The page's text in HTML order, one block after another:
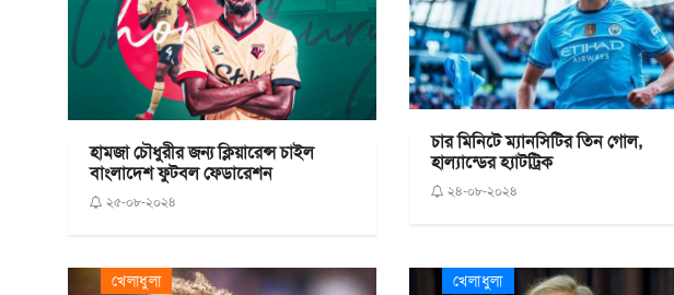
হামজা চৌধুরীর জন্য ক্লিয়ারেন্স চাইল
বাংলাদেশ ফুটবল ফেডারেশন
২৫-০৮-২০২৪
চার মিনিটে ম্যানসিটির তিন গোল,
হাল্যান্ডের হ্যাটট্রিক
২৪-০৮-২০২৪
খেলাধুলা খেলাধুলা